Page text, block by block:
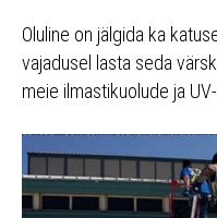
Oluline on jälgida ka
vajadusel lasta seda
meie ilmastikuolude ja